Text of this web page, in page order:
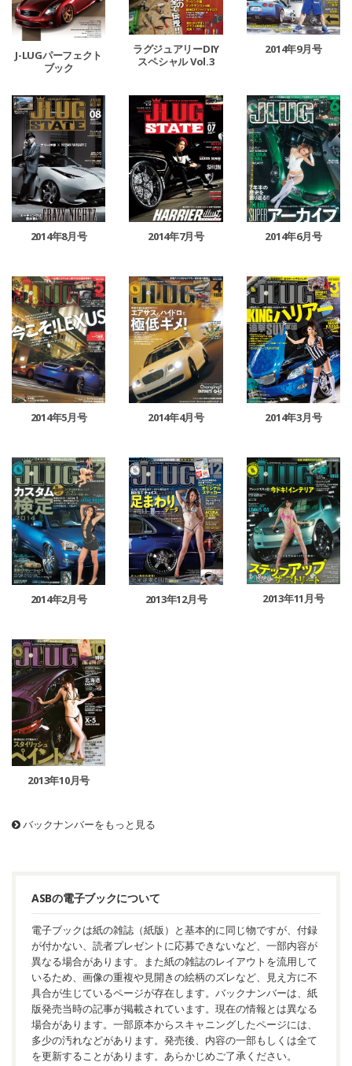
J-LUGパーフェクト
ブック
ラグジュアリーDIY
スペシャル Vol.3
2014年9月号
2014年8月号 2014年7月号 2014年6月号
2014年5月号 2014年4月号 2014年3月号
2014年2月号 2013年12月号 2013年11月号
2013年10月号
バックナンバーをもっと見る
ASBの電子ブックについて
電子ブックは紙の雑誌（紙版）と基本的に同じ物ですが、付録
が付かない、読者プレゼントに応募できないなど、一部内容が
異なる場合があります。また紙の雑誌のレイアウトを流用して
いるため、画像の重複や見開きの絵柄のズレなど、見え方に不
具合が生じているページが存在します。バックナンバーは、紙
版発売当時の記事が掲載されています。現在の情報とは異なる
場合があります。一部原本からスキャニングしたページには、
多少の汚れなどがあります。発売後、内容の一部もしくは全て
を更新することがあります。あらかじめご了承ください。